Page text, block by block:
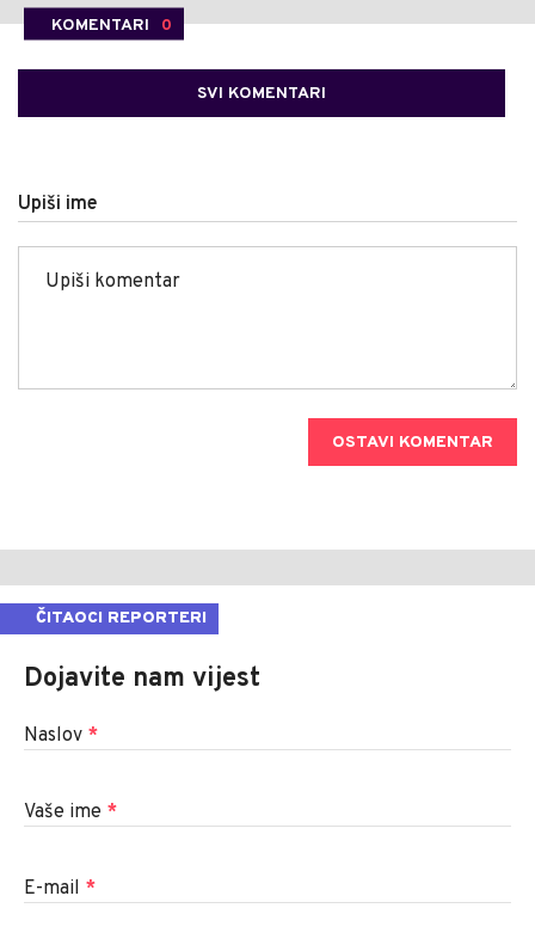
KOMENTARI 0
SVI KOMENTARI
Upiši ime
OSTAVI KOMENTAR
ČITAOCI REPORTERI
Dojavite nam vijest
Naslov *
Vaše ime *
E-mail *